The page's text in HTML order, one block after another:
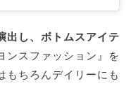
出し、ボトムスアイテ
ンスファッション』を
もちろんデイリーにも